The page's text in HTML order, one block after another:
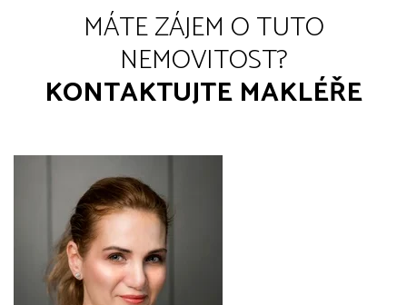
MÁTE ZÁJEM O TUTO
NEMOVITOST?
KONTAKTUJTE MAKLÉŘE